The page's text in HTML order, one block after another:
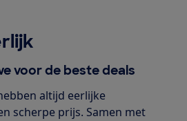
voor de beste deals
altijd eerlijke
scherpe prijs. Samen met